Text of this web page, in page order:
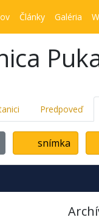
Články Galéria
Predpoveď
snímka